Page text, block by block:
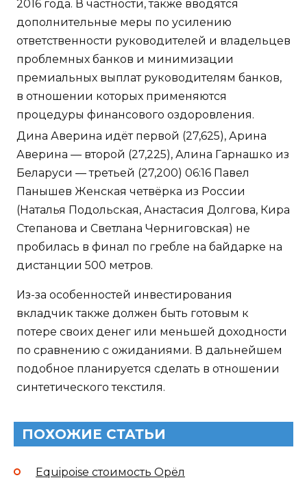
2016 года. В частности, также вводятся
дополнительные меры по усилению
ответственности руководителей и владельцев
проблемных банков и минимизации
премиальных выплат руководителям банков,
в отношении которых применяются
процедуры финансового оздоровления.
Дина Аверина идёт первой (27,625), Арина
Аверина — второй (27,225), Алина Гарнашко из
Беларуси — третьей (27,200) 06:16 Павел
Панышев Женская четвёрка из России
(Наталья Подольская, Анастасия Долгова, Кира
Степанова и Светлана Черниговская) не
пробилась в финал по гребле на байдарке на
дистанции 500 метров.
Из-за особенностей инвестирования
вкладчик также должен быть готовым к
потере своих денег или меньшей доходности
по сравнению с ожиданиями. В дальнейшем
подобное планируется сделать в отношении
синтетического текстиля.
ПОХОЖИЕ СТАТЬИ
Equipoise стоимость Орёл